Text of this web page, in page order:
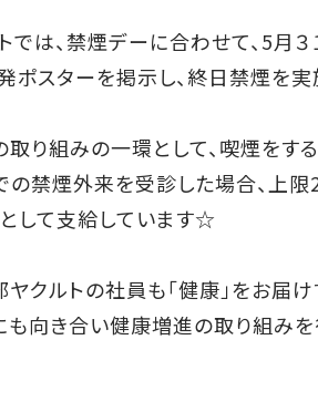
では、禁煙デーに合わせて、5月３
ポスターを掲示し、終日禁煙を
取り組みの一環として、喫煙をす
の禁煙外来を受診した場合、上
して支給しています☆
ヤクルトの社員も「健康」をお届
も向き合い健康増進の取り組み